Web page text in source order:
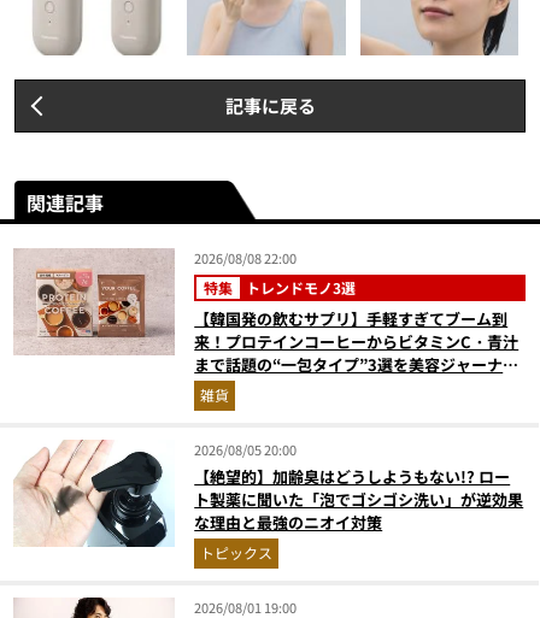
記事に戻る
関連記事
2026/08/08 22:00
特集 トレンドモノ3選
【韓国発の飲むサプリ】手軽すぎてブーム到
来！プロテインコーヒーからビタミンC・青汁
まで話題の“一包タイプ”3選を美容ジャーナリ
ストが徹底解説
雑貨
2026/08/05 20:00
【絶望的】加齢臭はどうしようもない!? ロー
ト製薬に聞いた「泡でゴシゴシ洗い」が逆効果
な理由と最強のニオイ対策
トピックス
2026/08/01 19:00